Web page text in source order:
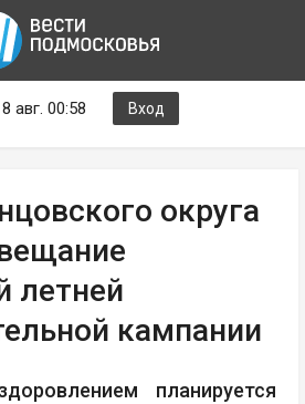
авг. 00:58 Вход
округа
летней
кампании
планируется